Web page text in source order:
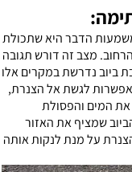
הדבר היא שתכולת
מצב זה דורש תגובה
ביוב נדרשת במקרים אלו
לגשת אל הצנרת,
המים והפסולת
שמציף את האזור
על מנת לנקות אותה